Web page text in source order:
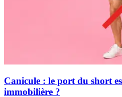
Canicule : le port du short
immobilière ?